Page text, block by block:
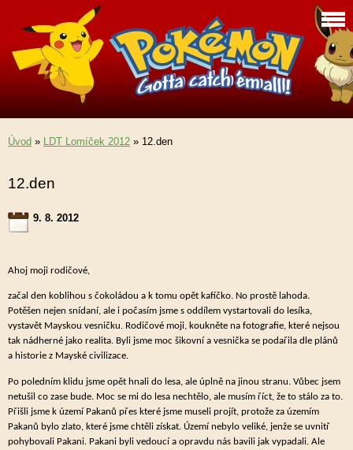
Úvod » LDT Lomíček 2012 » 12.den
12.den
9. 8. 2012
Ahoj moji rodičové,
začal den koblihou s čokoládou a k tomu opět kafíčko. No prostě lahoda.
Potěšen nejen snídaní, ale i počasím jsme s oddílem vystartovali do lesíka,
vystavět Mayskou vesničku. Rodičové moji, koukněte na fotografie, které nejsou
tak nádherné jako realita. Byli jsme moc šikovní a vesnička se podařila dle plánů
a historie z Mayské civilizace.
Po poledním klidu jsme opět hnali do lesa, ale úplně na jinou stranu. Vůbec jsem
netušil co zase bude. Moc se mi do lesa nechtělo, ale musím říct, že to stálo za to.
Přišli jsme k území Pakanů přes které jsme museli projít, protože za územím
Pakanů bylo zlato, které jsme chtěli získat. Území nebylo veliké, jenže se uvnitř
pohybovali Pakani. Pakani byli vedoucí a opravdu nás bavili jak vypadali. Ale